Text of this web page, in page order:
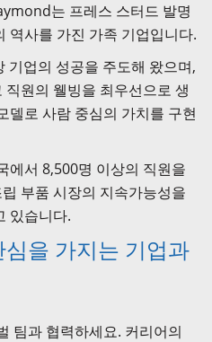
는 프레스 스터드 발명
역사를 가진 가족 기업입니다.
기업의 성공을 주도해 왔으며,
원의 웰빙을 최우선으로 생
델로 사람 중심의 가치를 구현
에서 8,500명 이상의 직원을
부품 시장의 지속가능성을
있습니다.
을 가지는 기업과
팀과 협력하세요. 커리어의